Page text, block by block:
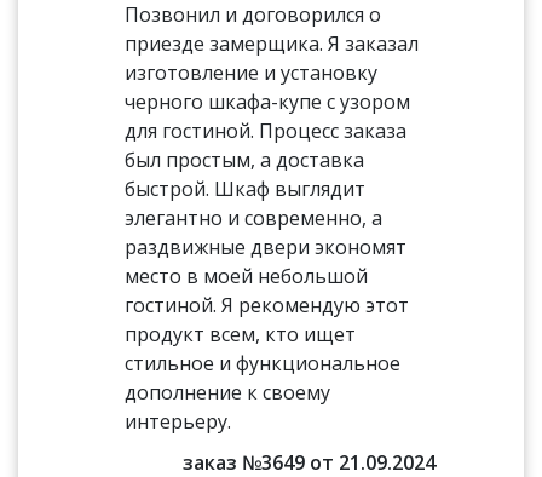
Позвонил и договорился о
приезде замерщика. Я заказал
изготовление и установку
черного шкафа-купе с узором
для гостиной. Процесс заказа
был простым, а доставка
быстрой. Шкаф выглядит
элегантно и современно, а
раздвижные двери экономят
место в моей небольшой
гостиной. Я рекомендую этот
продукт всем, кто ищет
стильное и функциональное
дополнение к своему
интерьеру.
заказ №3649 от 21.09.2024